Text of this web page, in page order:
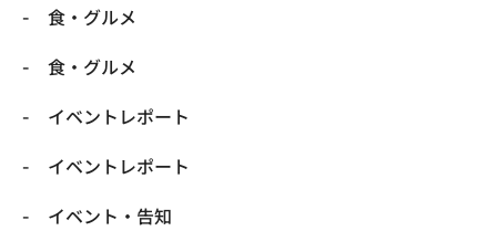
​食・グルメ
​食・グルメ
イベントレポート
イベントレポート
イベント・告知